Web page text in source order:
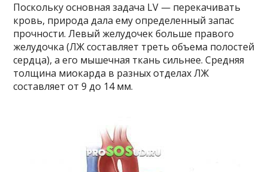
Поскольку основная задача LV — перекачивать
кровь, природа дала ему определенный запас
прочности. Левый желудочек больше правого
желудочка (ЛЖ составляет треть объема полостей
сердца), а его мышечная ткань сильнее. Средняя
толщина миокарда в разных отделах ЛЖ
составляет от 9 до 14 мм.